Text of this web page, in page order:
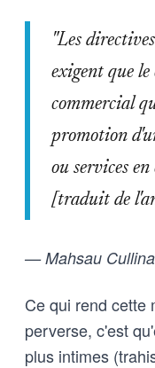
"Les
exigent que
commercial
promotion
ou services
[traduit de
— Mahsau
Ce qui rend cette
perverse, c'est
plus intimes